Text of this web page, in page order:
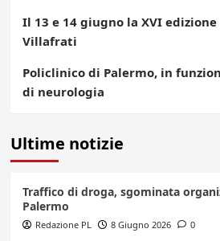
Il 13 e 14 giugno la XVI
Villafrati
Policlinico di Palermo, in
di neurologia
Ultime notizie
Traffico di droga, sgominata
Palermo
Redazione PL 8 Giugno 2026 0